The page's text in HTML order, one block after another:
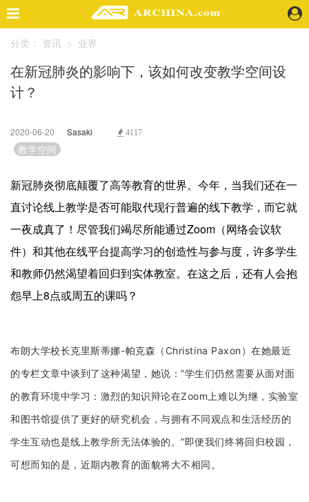
精选案例
建 筑
视 频
业 界
机 构
人 物
地 产
快速搜索
企业会员
关于投稿
广告投放
关于我们
分类： 资讯 > 业界
在新冠肺炎的影响下，该如何改变教学空间设
计？
2020-06-20 Sasaki 4117
教学空间
新冠肺炎彻底颠覆了高等教育的世界。今年，当我们还在一
直讨论线上教学是否可能取代现行普遍的线下教学，而它就
一夜成真了！尽管我们竭尽所能通过Zoom（网络会议软
件）和其他在线平台提高学习的创造性与参与度，许多学生
和教师仍然渴望着回归到实体教室。在这之后，还有人会抱
怨早上8点或周五的课吗？
布朗大学校长克里斯蒂娜-帕克森（Christina Paxon）在她最近
的专栏文章中谈到了这种渴望，她说：”学生们仍然需要从面对面
的教育环境中学习：激烈的知识辩论在Zoom上难以为继，实验室
和图书馆提供了更好的研究机会，与拥有不同观点和生活经历的
学生互动也是线上教学所无法体验的。”即便我们终将回归校园，
可想而知的是，近期内教育的面貌将大不相同。